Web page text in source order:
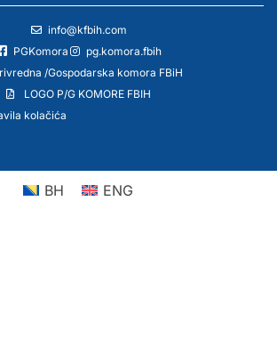
info@kfbih.com
PGKomora
pg.komora.fbih
/Gospodarska komora FBiH
LOGO P/G KOMORE FBIH
kolačića
BH ENG